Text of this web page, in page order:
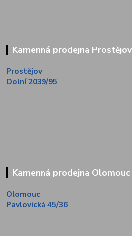
Kamenná prodejna Prostějov
Prostějov
Dolní 2039/95
Kamenná prodejna Olomouc
Olomouc
Pavlovická 45/36